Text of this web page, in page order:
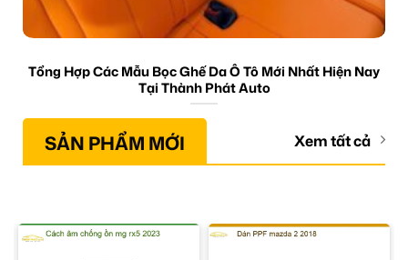
Tổng Hợp Các Mẫu Bọc Ghế Da Ô Tô Mới Nhất Hiện Nay
Tại Thành Phát Auto
SẢN PHẨM MỚI Xem tất cả